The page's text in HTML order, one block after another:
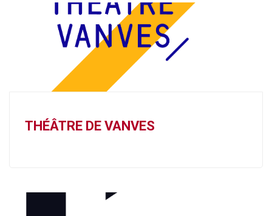
THÉÂTRE DE VANVES